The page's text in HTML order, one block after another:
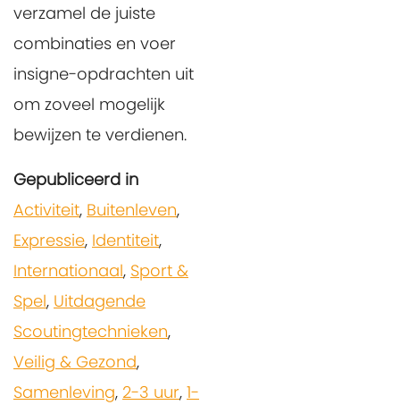
verzamel de juiste
combinaties en voer
insigne-opdrachten uit
om zoveel mogelijk
bewijzen te verdienen.
Gepubliceerd in
Activiteit, Buitenleven,
Expressie, Identiteit,
Internationaal, Sport &
Spel, Uitdagende
Scoutingtechnieken,
Veilig & Gezond,
Samenleving, 2-3 uur, 1-